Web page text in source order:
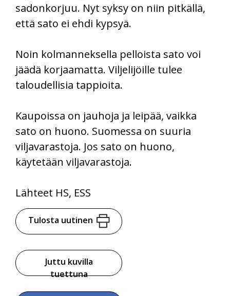
sadonkorjuu. Nyt syksy on niin pitkällä,
että sato ei ehdi kypsyä.
Noin kolmanneksella pelloista sato voi
jäädä korjaamatta. Viljelijöille tulee
taloudellisia tappioita.
Kaupoissa on jauhoja ja leipää, vaikka
sato on huono. Suomessa on suuria
viljavarastoja. Jos sato on huono,
käytetään viljavarastoja.
Lähteet HS, ESS
Tulosta uutinen
Juttu kuvilla
tuettuna